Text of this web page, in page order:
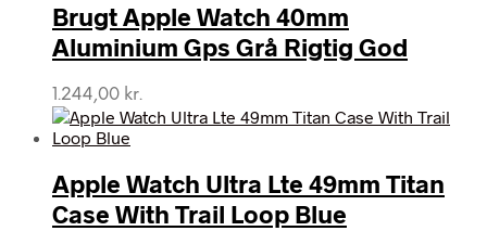
1.799,00 kr..1.295,00 kr..
Brugt Apple Watch 40mm
Aluminium Gps Grå Rigtig God
1.244,00 kr.
Apple Watch Ultra Lte 49mm Titan
Case With Trail Loop Blue